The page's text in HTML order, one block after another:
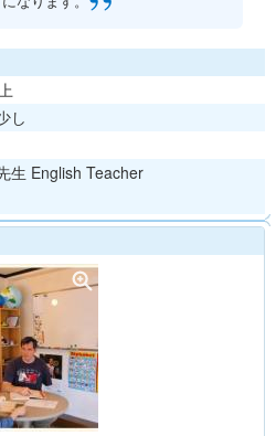
し
生 English Teacher